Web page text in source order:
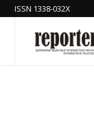
ISSN 1338-032X